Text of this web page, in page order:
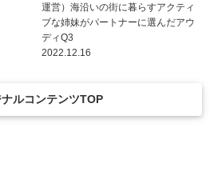
運営）海沿いの街に暮らすアクティ
ブな姉妹がパートナーに選んだアウ
ディQ3
2022.12.16
ルコンテンツTOP